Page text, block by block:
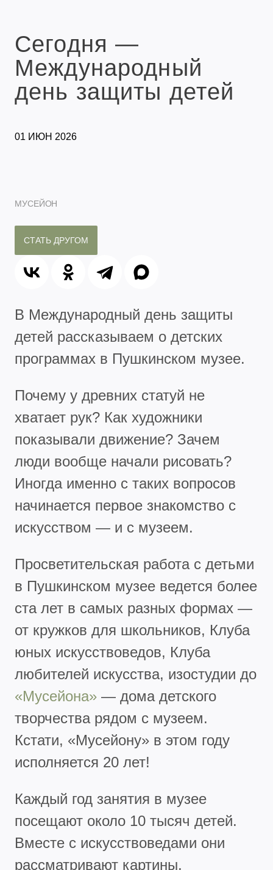
Сегодня —
Международный
день защиты детей
01 ИЮН 2026
МУСЕЙОН
СТАТЬ ДРУГОМ
В Международный день защиты
детей рассказываем о детских
программах в Пушкинском музее.
Почему у древних статуй не
хватает рук? Как художники
показывали движение? Зачем
люди вообще начали рисовать?
Иногда именно с таких вопросов
начинается первое знакомство с
искусством — и с музеем.
Просветительская работа с детьми
в Пушкинском музее ведется более
ста лет в самых разных формах —
от кружков для школьников, Клуба
юных искусствоведов, Клуба
любителей искусства, изостудии до
«Мусейона» — дома детского
творчества рядом с музеем.
Кстати, «Мусейону» в этом году
исполняется 20 лет!
Каждый год занятия в музее
посещают около 10 тысяч детей.
Вместе с искусствоведами они
рассматривают картины,